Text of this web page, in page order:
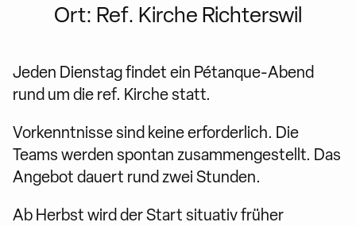
Ort: Ref. Kirche Richterswil
Jeden Dienstag findet ein Pétanque-Abend
rund um die ref. Kirche statt.
Vorkenntnisse sind keine erforderlich. Die
Teams werden spontan zusammengestellt. Das
Angebot dauert rund zwei Stunden.
Ab Herbst wird der Start situativ früher